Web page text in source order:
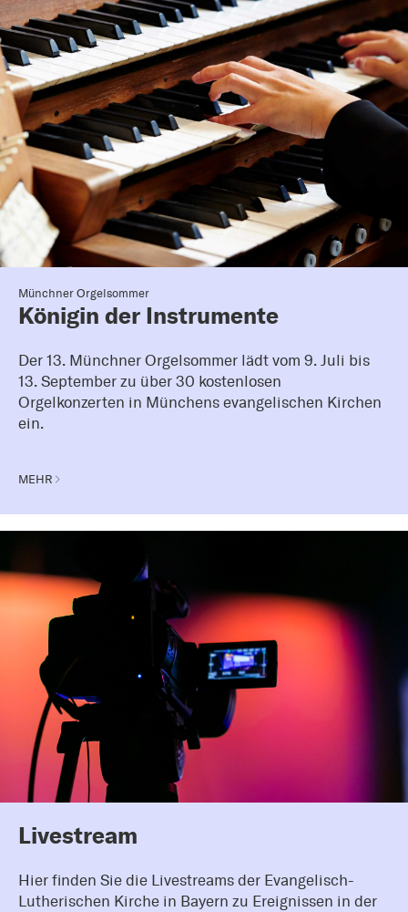
Münchner Orgelsommer
Königin der Instrumente
Der 13. Münchner Orgelsommer lädt vom 9. Juli bis
13. September zu über 30 kostenlosen
Orgelkonzerten in Münchens evangelischen Kirchen
ein.
MEHR
Livestream
Hier finden Sie die Livestreams der Evangelisch-
Lutherischen Kirche in Bayern zu Ereignissen in der